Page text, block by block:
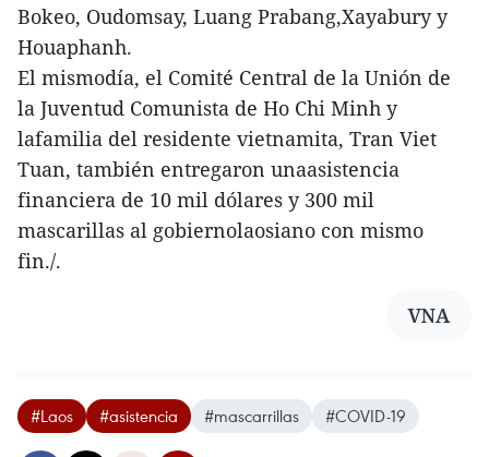
Bokeo, Oudomsay, Luang Prabang,Xayabury y
Houaphanh.
El mismodía, el Comité Central de la Unión de
la Juventud Comunista de Ho Chi Minh y
lafamilia del residente vietnamita, Tran Viet
Tuan, también entregaron unaasistencia
financiera de 10 mil dólares y 300 mil
mascarillas al gobiernolaosiano con mismo
fin./.
VNA
#Laos #asistencia #mascarrillas #COVID-19